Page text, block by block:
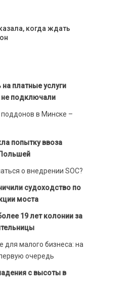
когда ждать
платные услуги
не подключали
в Минске –
попытку ввоза
о внедрении SOC?
судоходство по
моста
19 лет колонии за
для малого бизнеса: на
очередь
с высоты в